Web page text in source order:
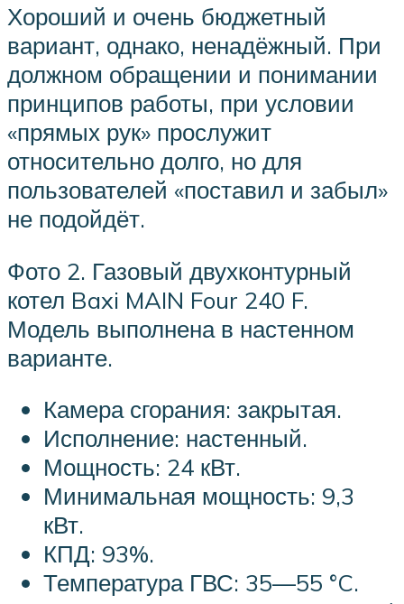
Хороший и очень бюджетный
вариант, однако, ненадёжный. При
должном обращении и понимании
принципов работы, при условии
«прямых рук» прослужит
относительно долго, но для
пользователей «поставил и забыл»
не подойдёт.
Фото 2. Газовый двухконтурный
котел Baxi MAIN Four 240 F.
Модель выполнена в настенном
варианте.
Камера сгорания: закрытая.
Исполнение: настенный.
Мощность: 24 кВт.
Минимальная мощность: 9,3
кВт.
КПД: 93%.
Температура ГВС: 35—55 °C.